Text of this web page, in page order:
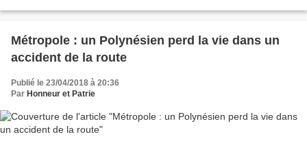
Métropole : un Polynésien perd la vie dans un
accident de la route
Publié le 23/04/2018 à 20:36
Par Honneur et Patrie